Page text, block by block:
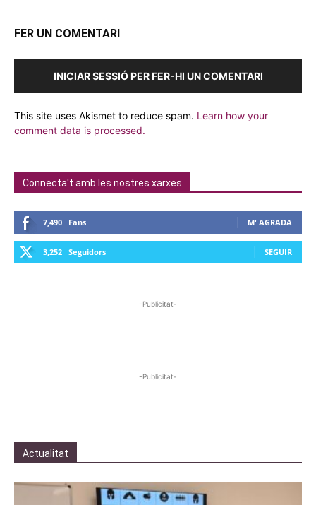
FER UN COMENTARI
INICIAR SESSIÓ PER FER-HI UN COMENTARI
This site uses Akismet to reduce spam. Learn how your
comment data is processed.
Connecta't amb les nostres xarxes
7,490 Fans M' AGRADA
3,252 Seguidors SEGUIR
-Publicitat-
-Publicitat-
Actualitat